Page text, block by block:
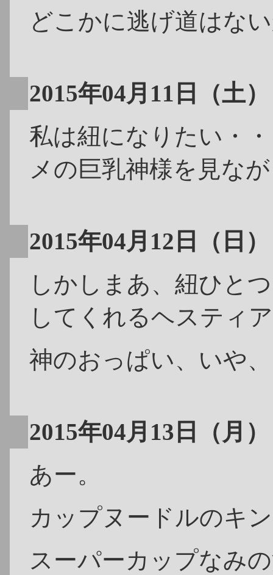
どこかに逃げ道はな
2015年04月11日（土）
私は紐になりたい・
メの巨乳神様を見な
2015年04月12日（日）
しかしまあ、紐ひと
してくれるヘスティ
神のおっぱい、いや
2015年04月13日（月）
あー。
カップヌードルのキ
スーパーカップなみ